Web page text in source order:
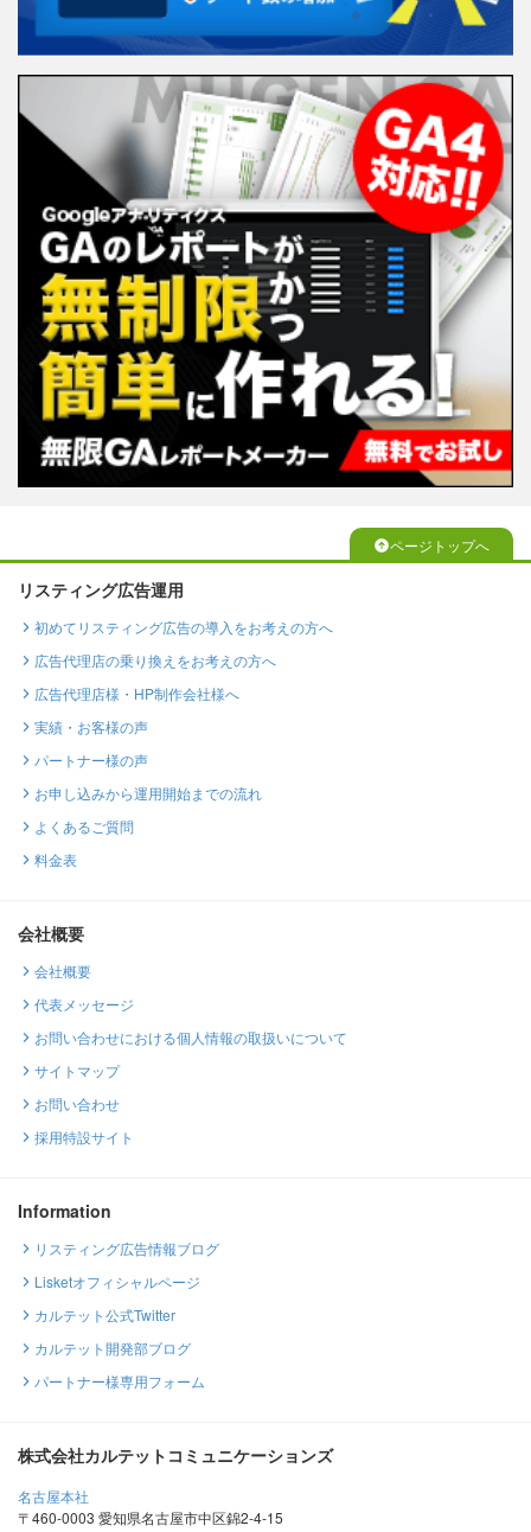
ページトップへ
リスティング広告運用
初めてリスティング広告の導入をお考えの方へ
広告代理店の乗り換えをお考えの方へ
広告代理店様・HP制作会社様へ
実績・お客様の声
パートナー様の声
お申し込みから運用開始までの流れ
よくあるご質問
料金表
会社概要
会社概要
代表メッセージ
お問い合わせにおける個人情報の取扱いについて
サイトマップ
お問い合わせ
採用特設サイト
Information
リスティング広告情報ブログ
Lisketオフィシャルページ
カルテット公式Twitter
カルテット開発部ブログ
パートナー様専用フォーム
株式会社カルテットコミュニケーションズ
名古屋本社
〒460-0003 愛知県名古屋市中区錦2-4-15